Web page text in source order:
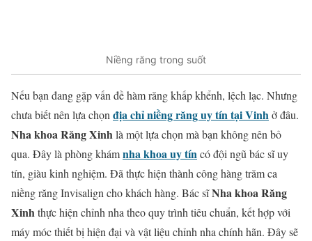
Niềng răng trong suốt
Nếu bạn đang gặp vấn đề hàm răng khấp khểnh, lệch lạc. Nhưng
chưa biết nên lựa chọn địa chỉ niềng răng uy tín tại Vinhở đâu.
Nha khoa Răng Xinhlà một lựa chọn mà bạn không nên bỏ
qua. Đây là phòng khámnha khoa uy tíncó đội ngũ bác sĩ uy
tín, giàu kinh nghiệm. Đã thực hiện thành công hàng trăm ca
niềng răng Invisalign cho khách hàng. Bác sĩNha khoa Răng
Xinhthực hiện chỉnh nha theo quy trình tiêu chuẩn, kết hợp với
máy móc thiết bị hiện đại và vật liệu chỉnh nha chính hãn. Đây sẽ